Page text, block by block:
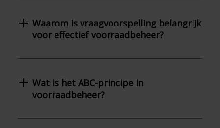
Waarom is vraagvoorspelling belangrijk
voor effectief voorraadbeheer?
Wat is het ABC-principe in
voorraadbeheer?